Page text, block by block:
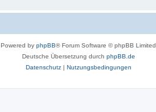
Powered by phpBB® Forum Software © phpBB Limited
Deutsche Übersetzung durch phpBB.de
Datenschutz| Nutzungsbedingungen